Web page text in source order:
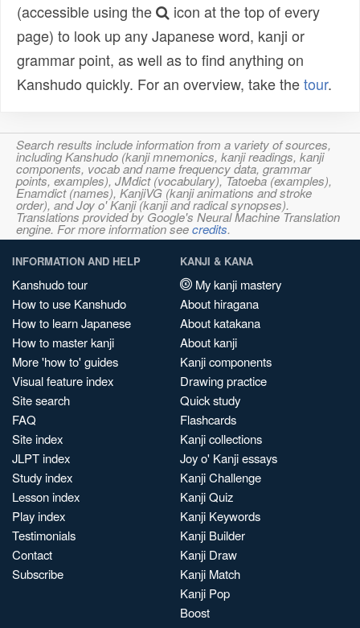
(accessible using the
icon at the top of every
page) to look up any Japanese word, kanji or
grammar point, as well as to find anything on
Kanshudo quickly. For an overview, take thetour.
Search results include information from a variety of sources,
including Kanshudo (kanji mnemonics, kanji readings, kanji
components, vocab and name frequency data, grammar
points, examples), JMdict (vocabulary), Tatoeba (examples),
Enamdict (names), KanjiVG (kanji animations and stroke
order), and Joy o' Kanji (kanji and radical synopses).
Translations provided by Google's Neural Machine Translation
engine. For more information seecredits.
INFORMATION AND HELP
Kanshudo tour
How to use Kanshudo
How to learn Japanese
How to master kanji
More 'how to' guides
Visual feature index
Site search
FAQ
Site index
JLPT index
Study index
Lesson index
Play index
Testimonials
Contact
Subscribe
KANJI & KANA
My kanji mastery
About hiragana
About katakana
About kanji
Kanji components
Drawing practice
Quick study
Flashcards
Kanji collections
Joy o' Kanji essays
Kanji Challenge
Kanji Quiz
Kanji Keywords
Kanji Builder
Kanji Draw
Kanji Match
Kanji Pop
Boost